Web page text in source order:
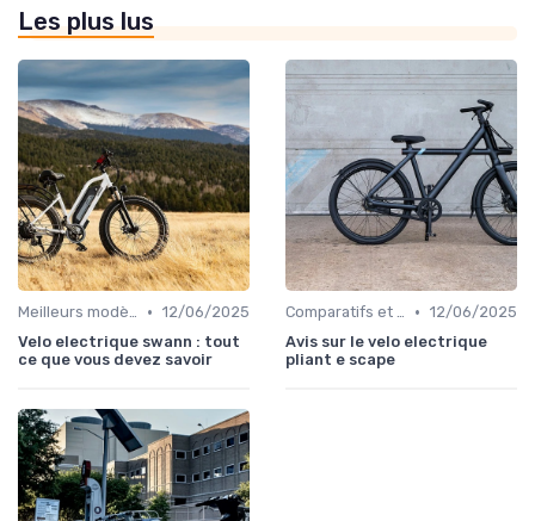
Les plus lus
Meilleurs modèles et marques • 12/06/2025
Velo electrique swann : tout
ce que vous devez savoir
Comparatifs et tests de vélos électriques • 12/06/2025
Avis sur le velo electrique
pliant e scape